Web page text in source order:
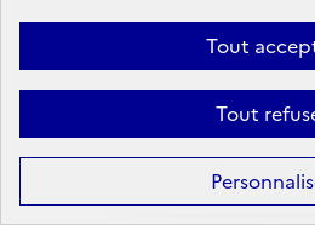
Tout
Tout
Appel à candidatures /